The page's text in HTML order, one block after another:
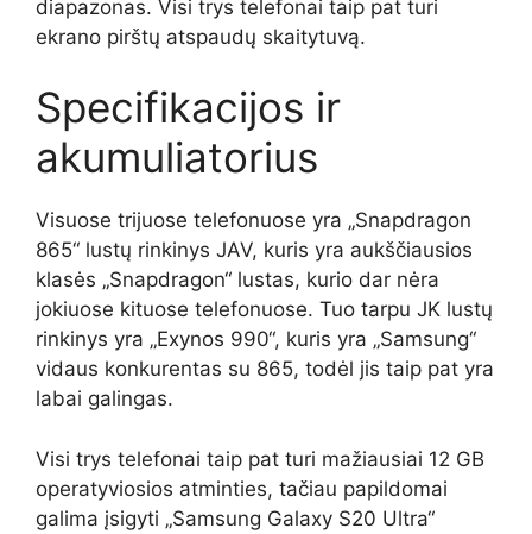
diapazonas. Visi trys telefonai taip pat turi
ekrano pirštų atspaudų skaitytuvą.
Specifikacijos ir
akumuliatorius
Visuose trijuose telefonuose yra „Snapdragon
865“ lustų rinkinys JAV, kuris yra aukščiausios
klasės „Snapdragon“ lustas, kurio dar nėra
jokiuose kituose telefonuose. Tuo tarpu JK lustų
rinkinys yra „Exynos 990“, kuris yra „Samsung“
vidaus konkurentas su 865, todėl jis taip pat yra
labai galingas.
Visi trys telefonai taip pat turi mažiausiai 12 GB
operatyviosios atminties, tačiau papildomai
galima įsigyti „Samsung Galaxy S20 Ultra“